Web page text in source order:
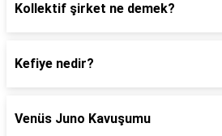
Kollektif şirket ne demek?
Kefiye nedir?
Venüs Juno Kavuşumu